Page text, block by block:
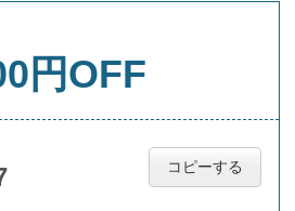
円OFF
コピーする